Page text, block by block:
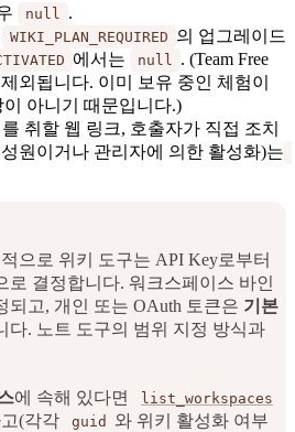
null .
WIKI_PLAN_REQUIRED 의 업그레이드
에서는 null
. (Team Free
외됩니다. 이미 보유 중인 체험이
아니기 때문입니다.)
취할 웹 링크, 호출자가 직접 조치
원이거나 관리자에 의한 활성화)는
으로 위키 도구는 API Key로부터
결정합니다. 워크스페이스 바인
되고, 개인 또는 OAuth 토큰은 기본
다. 노트 도구의 범위 지정 방식과
에 속해 있다면 list_workspaces
(각각 guid
와 위키 활성화 여부